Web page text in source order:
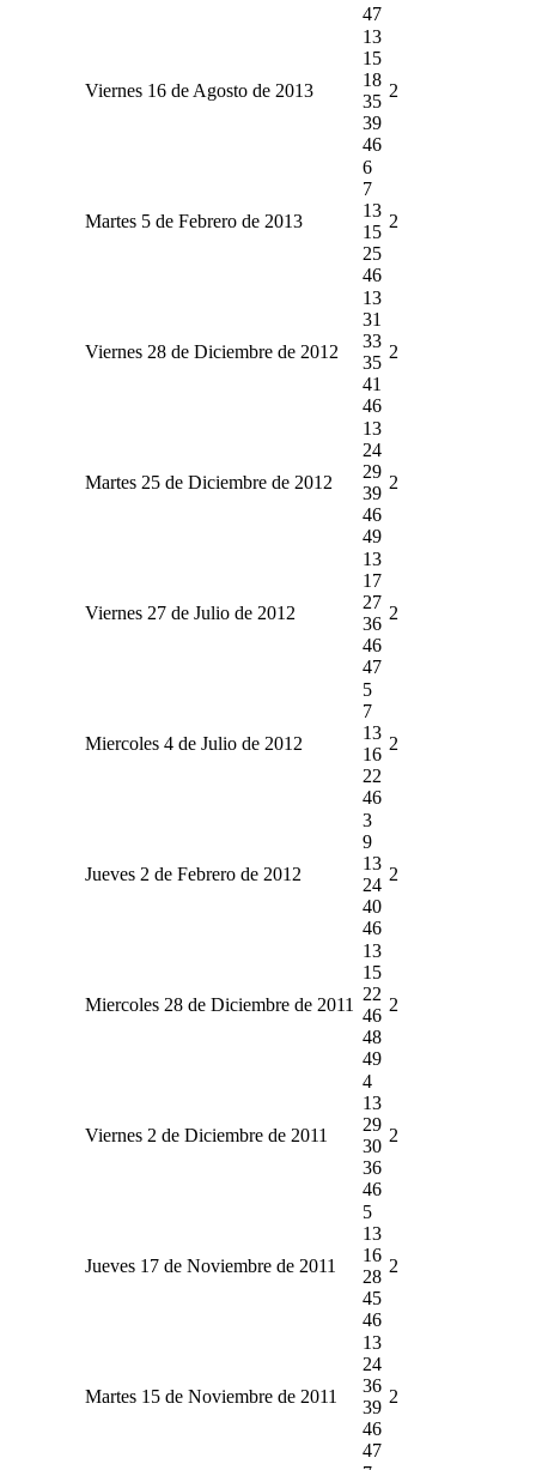
47
Viernes 16 de Agosto de 2013
13
15
18
35
39
46
2
Martes 5 de Febrero de 2013
6
7
13
15
25
46
2
Viernes 28 de Diciembre de 2012
13
31
33
35
41
46
2
Martes 25 de Diciembre de 2012
13
24
29
39
46
49
2
Viernes 27 de Julio de 2012
13
17
27
36
46
47
2
Miercoles 4 de Julio de 2012
5
7
13
16
22
46
2
Jueves 2 de Febrero de 2012
3
9
13
24
40
46
2
Miercoles 28 de Diciembre de 2011
13
15
22
46
48
49
2
Viernes 2 de Diciembre de 2011
4
13
29
30
36
46
2
Jueves 17 de Noviembre de 2011
5
13
16
28
45
46
2
Martes 15 de Noviembre de 2011
13
24
36
39
46
47
2